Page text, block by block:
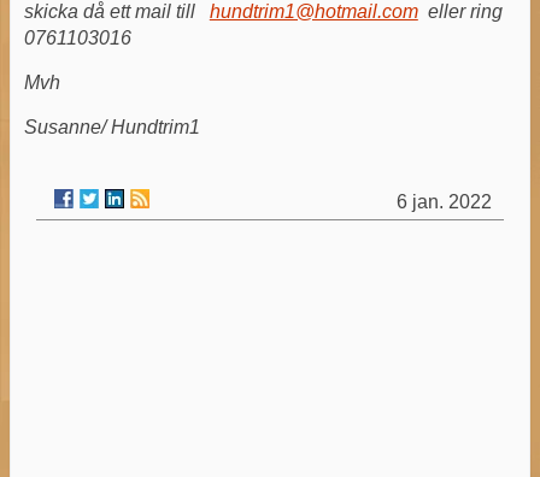
skicka då ett mail till hundtrim1@hotmail.comeller ring
0761103016
Mvh
Susanne/ Hundtrim1
6 jan. 2022